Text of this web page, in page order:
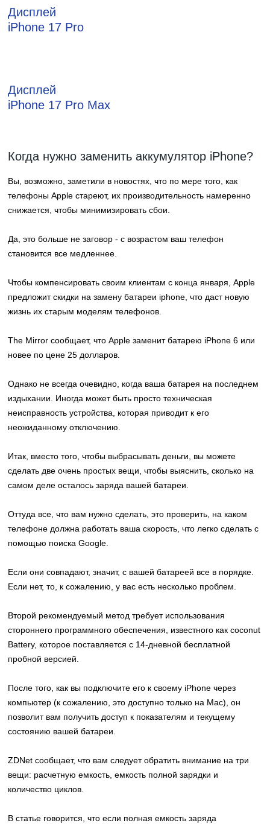
Дисплей
iPhone 17 Pro
Дисплей
iPhone 17 Pro Max
Когда нужно заменить аккумулятор iPhone?
Вы, возможно, заметили в новостях, что по мере того, как
телефоны Apple стареют, их производительность намеренно
снижается, чтобы минимизировать сбои.
Да, это больше не заговор - с возрастом ваш телефон
становится все медленнее.
Чтобы компенсировать своим клиентам с конца января, Apple
предложит скидки на замену батареи iphone , что даст новую
жизнь их старым моделям телефонов.
The Mirror сообщает, что Apple заменит батарею iPhone 6 или
новее по цене 25 долларов.
Однако не всегда очевидно, когда ваша батарея на последнем
издыхании. Иногда может быть просто техническая
неисправность устройства, которая приводит к его
неожиданному отключению.
Итак, вместо того, чтобы выбрасывать деньги, вы можете
сделать две очень простых вещи, чтобы выяснить, сколько на
самом деле осталось заряда вашей батареи.
Оттуда все, что вам нужно сделать, это проверить, на каком
телефоне должна работать ваша скорость, что легко сделать с
помощью поиска Google.
Если они совпадают, значит, с вашей батареей все в порядке.
Если нет, то, к сожалению, у вас есть несколько проблем.
Второй рекомендуемый метод требует использования
стороннего программного обеспечения, известного как coconut
Battery, которое поставляется с 14-дневной бесплатной
пробной версией.
После того, как вы подключите его к своему iPhone через
компьютер (к сожалению, это доступно только на Mac), он
позволит вам получить доступ к показателям и текущему
состоянию вашей батареи.
ZDNet сообщает, что вам следует обратить внимание на три
вещи: расчетную емкость, емкость полной зарядки и
количество циклов.
В статье говорится, что если полная емкость заряда